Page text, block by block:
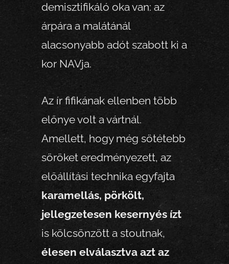
demisztifikáló oka van: az
árpára a malátánál
alacsonyabb adót szabott ki a
kor NAVja.
Az ír fifikának ellenben több
előnye volt a vártnál.
Amellett, hogy még sötétebb
söröket eredményezett, az
előállítási technika egyfajta
karamellás, pörkölt,
jellegzetesen kesernyés ízt
is kölcsönzött a stoutnak,
élesen elválasztva azt az